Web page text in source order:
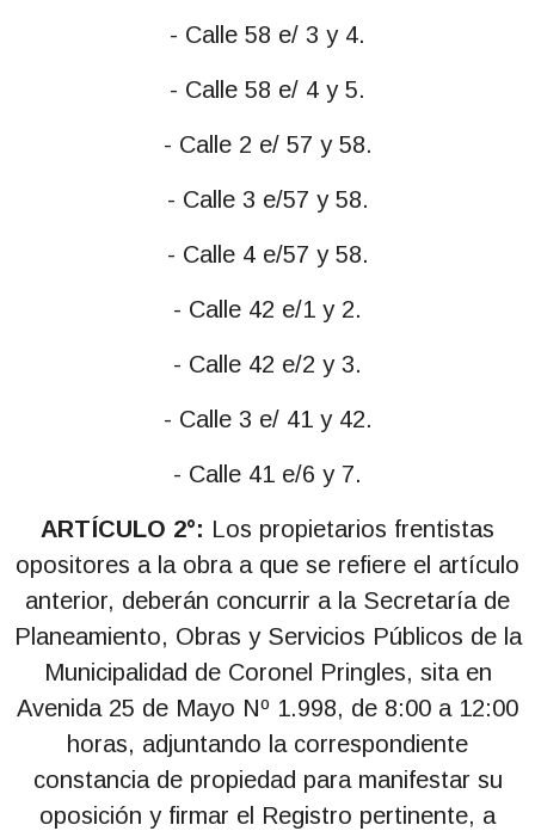
- Calle 58 e/ 3 y 4.
- Calle 58 e/ 4 y 5.
- Calle 2 e/ 57 y 58.
- Calle 3 e/57 y 58.
- Calle 4 e/57 y 58.
- Calle 42 e/1 y 2.
- Calle 42 e/2 y 3.
- Calle 3 e/ 41 y 42.
- Calle 41 e/6 y 7.
ARTÍCULO 2°: Los propietarios frentistas
opositores a la obra a que se refiere el artículo
anterior, deberán concurrir a la Secretaría de
Planeamiento, Obras y Servicios Públicos de la
Municipalidad de Coronel Pringles, sita en
Avenida 25 de Mayo Nº 1.998, de 8:00 a 12:00
horas, adjuntando la correspondiente
constancia de propiedad para manifestar su
oposición y firmar el Registro pertinente, a